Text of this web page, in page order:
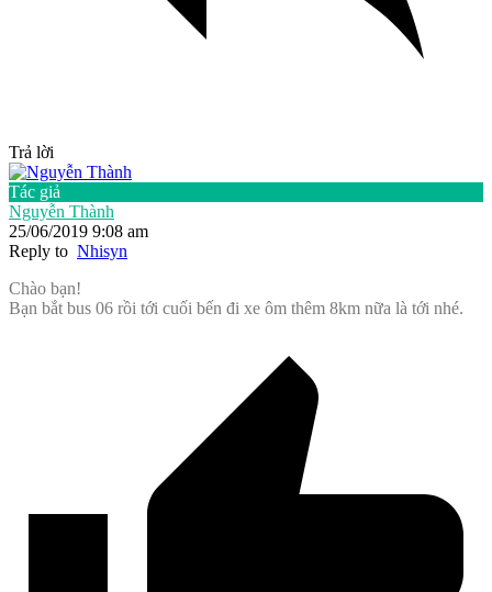
Trả lời
Tác giả
Nguyễn Thành
25/06/2019 9:08 am
Reply to Nhisyn
Chào bạn!
Bạn bắt bus 06 rồi tới cuối bến đi xe ôm thêm 8km nữa là tới nhé.